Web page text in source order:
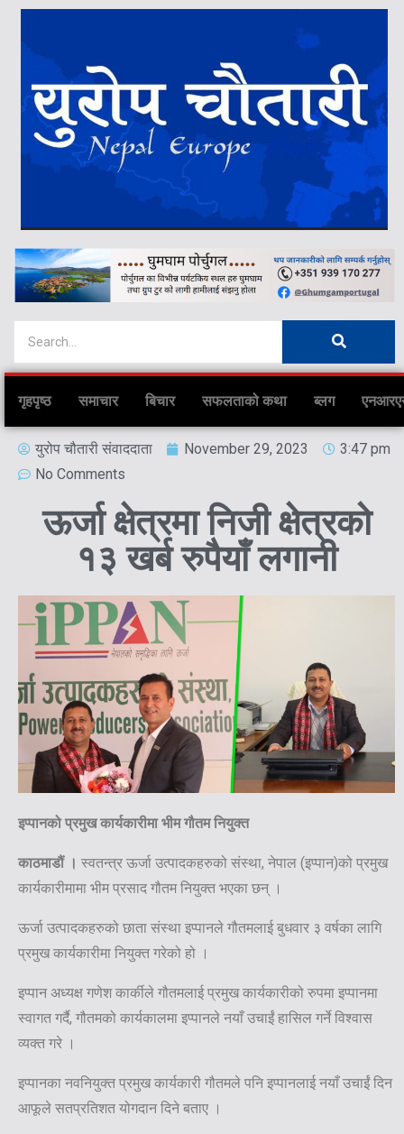
गृहपृष्ठ समाचार बिचार सफलताको कथा ब्लग
युरोप चौतारी संवाददाता November 29, 2023
3:47 pm
No Comments
ऊर्जा क्षेत्रमा निजी क्षेत्रको
१३ खर्ब रुपैयाँ लगानी
इप्पानको प्रमुख कार्यकारीमा भीम गौतम नियुक्त
काठमाडौं । स्वतन्त्र ऊर्जा उत्पादकहरुको संस्था, नेपाल (इप्पान)को प्रमुख
कार्यकारीमामा भीम प्रसाद गौतम नियुक्त भएका छन् ।
ऊर्जा उत्पादकहरुको छाता संस्था इप्पानले गौतमलाई बुधवार ३ वर्षका लागि
प्रमुख कार्यकारीमा नियुक्त गरेको हो ।
इप्पान अध्यक्ष गणेश कार्कीले गौतमलाई प्रमुख कार्यकारीको रुपमा इप्पानमा
स्वागत गर्दै, गौतमको कार्यकालमा इप्पानले नयाँ उचाईं हासिल गर्ने विश्वास
व्यक्त गरे ।
इप्पानका नवनियुक्त प्रमुख कार्यकारी गौतमले पनि इप्पानलाई नयाँ उचाईं दिन
आफूले सतप्रतिशत योगदान दिने बताए ।